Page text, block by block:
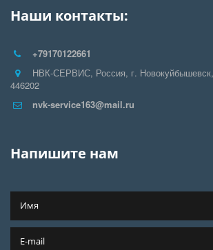
Наши контакты:
+79170122661
НВК-СЕРВИС, Россия, г. Новокуйбышевск,
446202
nvk-service163@mail.ru
Напишите нам